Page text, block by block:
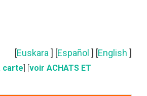
[Euskara ] [Español ] [English ]
carte] [voir ACHATS ET